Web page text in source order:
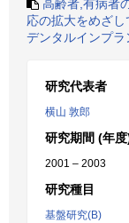
高齢者,有病者
応の拡大をめざ
デンタルインプラ
研究代表者
横山 敦郎
研究期間 (年度
2001 – 2003
研究種目
基盤研究(B)